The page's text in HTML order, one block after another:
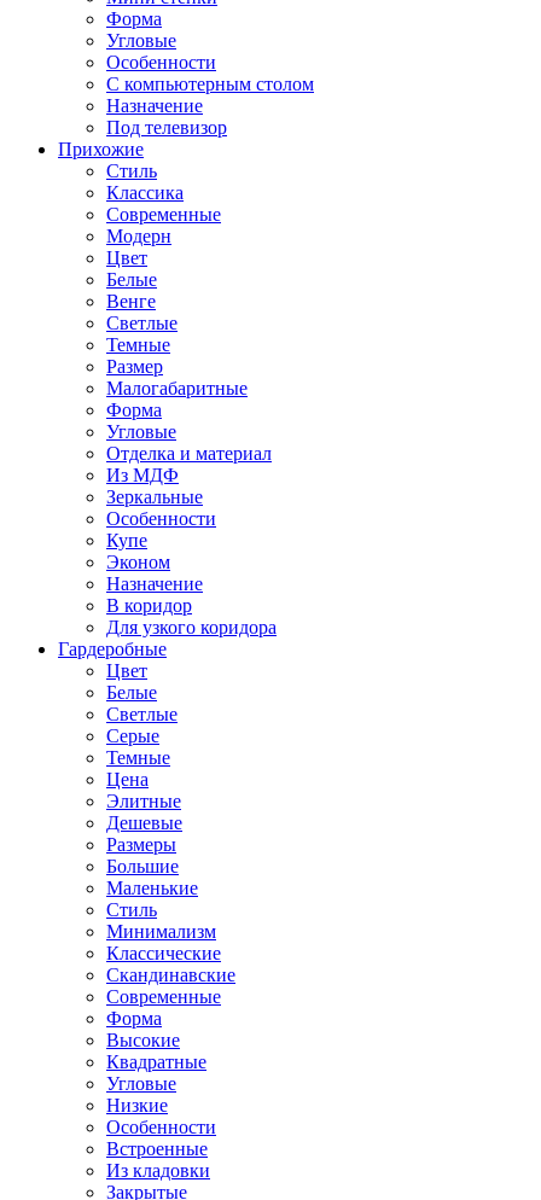
Форма
Угловые
Особенности
С компьютерным столом
Назначение
Под телевизор
Прихожие
Стиль
Классика
Современные
Модерн
Цвет
Белые
Венге
Светлые
Темные
Размер
Малогабаритные
Форма
Угловые
Отделка и материал
Из МДФ
Зеркальные
Особенности
Купе
Эконом
Назначение
В коридор
Для узкого коридора
Гардеробные
Цвет
Белые
Светлые
Серые
Темные
Цена
Элитные
Дешевые
Размеры
Большие
Маленькие
Стиль
Минимализм
Классические
Скандинавские
Современные
Форма
Высокие
Квадратные
Угловые
Низкие
Особенности
Встроенные
Из кладовки
Закрытые